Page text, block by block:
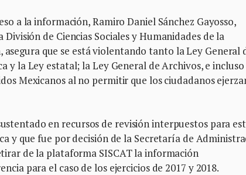
a la información, Ramiro Daniel Sánchez Gayosso,
de Ciencias Sociales y Humanidades de la
que se está violentando tanto la Ley General
y la Ley estatal; la Ley General de Archivos, e incluso
Mexicanos al no permitir que los ciudadanos
en recursos de revisión interpuestos para
y que fue por decisión de la Secretaría de
de la plataforma SISCAT la información
para el caso de los ejercicios de 2017 y 2018.